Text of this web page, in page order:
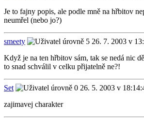
Je to fajny popis, ale podle mně na hřbitov
neumřel (nebo jo?)
smeety
26. 7. 2003 v
Když je na ten hřbitov sám, tak se nedá nic
to snad schválil v celku přijatelně ne?!
Set
26. 5. 2003 v
zajimavej charakter